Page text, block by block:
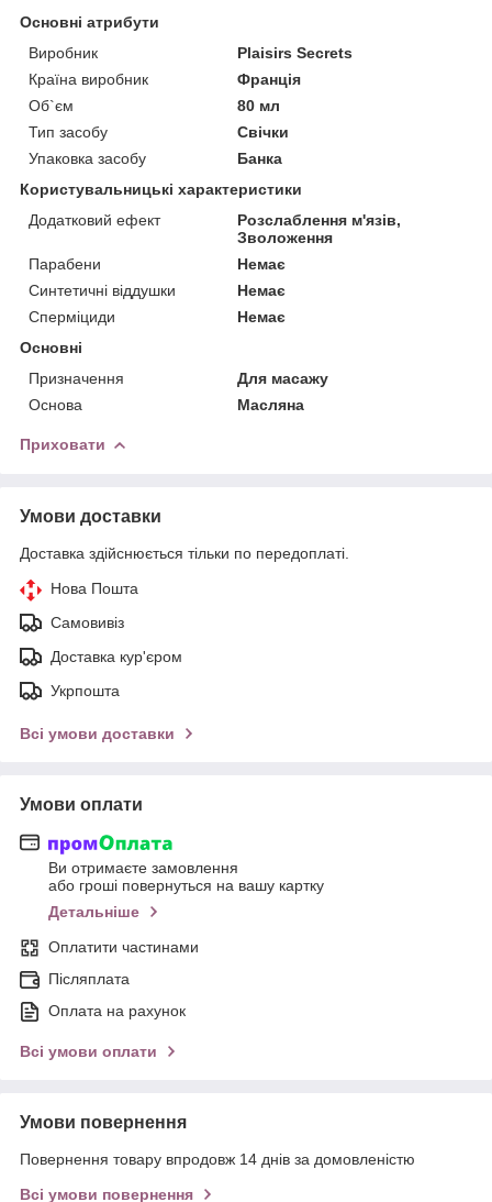
Основні атрибути
Виробник
Plaisirs Secrets
Країна виробник
Франція
Об`єм
80 мл
Тип засобу
Свічки
Упаковка засобу
Банка
Користувальницькі характеристики
Додатковий ефект
Розслаблення м'язів,
Зволоження
Парабени
Немає
Синтетичні віддушки
Немає
Сперміциди
Немає
Основні
Призначення
Для масажу
Основа
Масляна
Приховати
Умови доставки
Доставка здійснюється тільки по передоплаті.
Нова Пошта
Самовивіз
Доставка кур'єром
Укрпошта
Всі умови доставки
Умови оплати
Ви отримаєте замовлення
або гроші повернуться на вашу картку
Детальніше
Оплатити частинами
Післяплата
Оплата на рахунок
Всі умови оплати
Умови повернення
Повернення товару впродовж 14 днів за домовленістю
Всі умови повернення